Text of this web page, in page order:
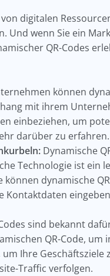
digitalen
Und wenn Sie ein
QR-Codes
können
mit ihrem
einbeziehen, um
darüber zu erfahren.
Dynamische
Technologie ist ein
dynamische
Kontaktdaten
sind bekannt
QR-Code, um
Ihre Geschäftsziele
Traffic verfolgen.